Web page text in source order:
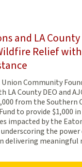
and LA County
Relief with
Union Community
LA County DEO and
from the Southern
to provide $1,000
impacted by the
the
delivering meaningful